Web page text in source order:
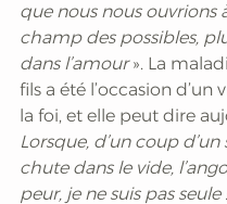
que nous nous ouvrions
champ des possibles,
dans l’amour ». La
fils a été l’occasion d’un
la foi, et elle peut dire
Lorsque, d’un coup d’un
chute dans le vide,
peur, je ne suis pas